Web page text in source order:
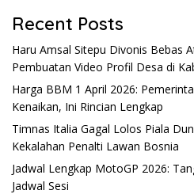
Recent Posts
Haru Amsal Sitepu Divonis Bebas
Pembuatan Video Profil Desa di
Harga BBM 1 April 2026:
Kenaikan, Ini Rincian Lengkap
Timnas Italia Gagal Lolos Piala
Kekalahan Penalti Lawan Bosnia
Jadwal Lengkap MotoGP 2026:
Jadwal Sesi